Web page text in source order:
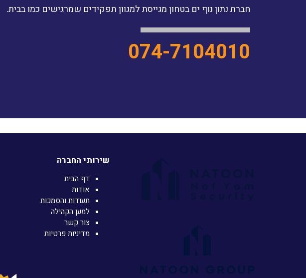
חברת נתון נוף ים בטחון מגייסת למגוון תפקידים שמרגישים כמו בבית.
074-7104010
שירותי החברה
דף הבית
אודות
תעודות והסמכות
למען הקהילה
צור קשר
מדיניות פרטיות